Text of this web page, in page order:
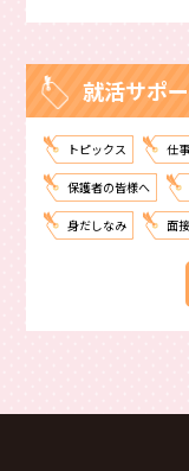
就活サポ
トピックス 仕
保護者の皆様へ
身だしなみ 面